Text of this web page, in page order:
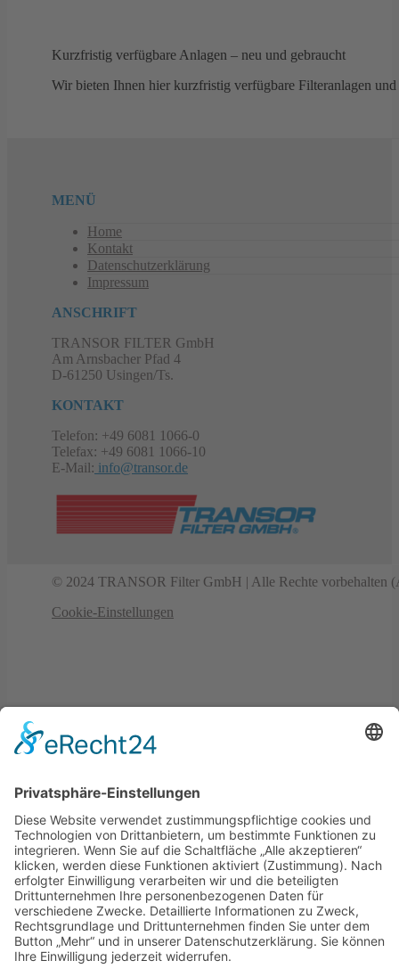
Kurzfristig verfügbare Anlagen – neu und gebraucht
Wir bieten Ihnen hier kurzfristig verfügbare Filteranlagen
MENÜ
Home
Kontakt
Datenschutzerklärung
Impressum
ANSCHRIFT
TRANSOR FILTER GmbH
Am Arnsbacher Pfad 4
D-61250 Usingen/Ts.
KONTAKT
Telefon: +49 6081 1066-0
Telefax: +49 6081 1066-10
E-Mail: info@transor.de
© 2024 TRANSOR Filter GmbH | Alle Rechte vorbehalten
Cookie-Einstellungen